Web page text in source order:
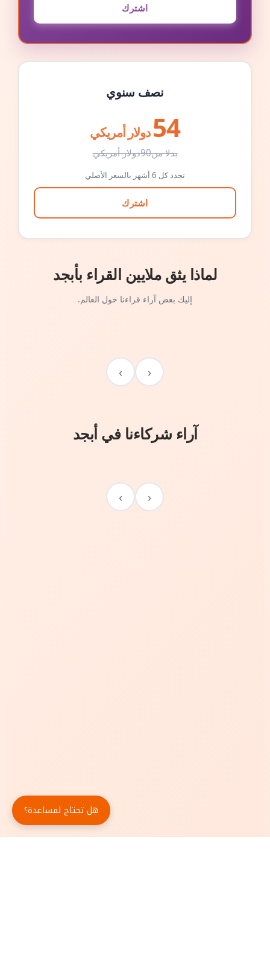
اشترك
نصف سنوي
54 دولار أمريكي
بدلا من90دولار أمريكي
تجدد كل 6 أشهر بالسعر الأصلي
اشترك
لماذا يثق ملايين القراء بأبجد
إليك بعض آراء قراءنا حول العالم.
‹
›
آراء شركاءنا في أبجد
‹
›
هل تحتاج لمساعدة؟